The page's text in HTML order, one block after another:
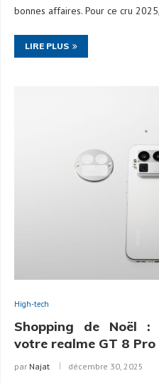
bonnes affaires. Pour ce cru
LIRE PLUS
High-tech
Shopping de Noël :
votre realme GT 8 Pro
par Najat décembre 30, 2025